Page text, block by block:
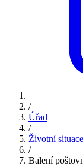
/
Úřad
/
Životní situace
/
Balení